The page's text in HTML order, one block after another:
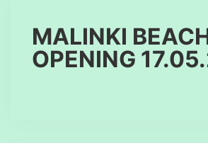
MALINKI
OPENING